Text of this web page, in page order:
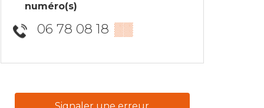
numéro(s)
06 78 08 18 ▒▒
Signaler une erreur